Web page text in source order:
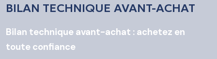
BILAN TECHNIQUE AVANT-ACHAT
Bilan technique avant-achat : achetez en
toute confiance